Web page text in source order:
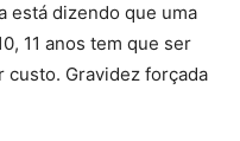
está dizendo que uma
11 anos tem que ser
custo. Gravidez forçada